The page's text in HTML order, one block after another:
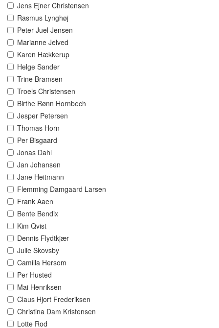
Jens Ejner Christensen
Rasmus Lynghøj
Peter Juel Jensen
Marianne Jelved
Karen Hækkerup
Helge Sander
Trine Bramsen
Troels Christensen
Birthe Rønn Hornbech
Jesper Petersen
Thomas Horn
Per Bisgaard
Jonas Dahl
Jan Johansen
Jane Heitmann
Flemming Damgaard Larsen
Frank Aaen
Bente Bendix
Kim Qvist
Dennis Flydtkjær
Julie Skovsby
Camilla Hersom
Per Husted
Mai Henriksen
Claus Hjort Frederiksen
Christina Dam Kristensen
Lotte Rod